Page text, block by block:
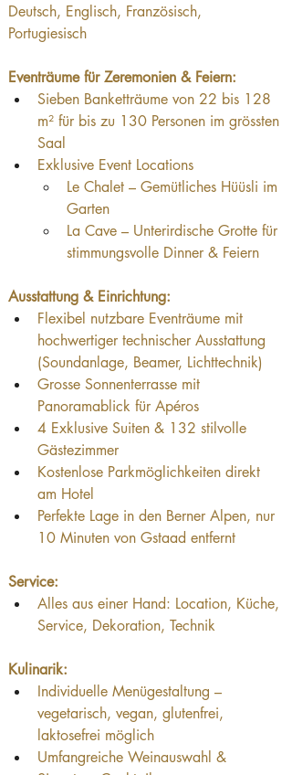
Deutsch, Englisch, Französisch,
Portugiesisch
Eventräume für Zeremonien & Feiern:
Sieben Banketträume von 22 bis 128
m² für bis zu 130 Personen im grössten
Saal
Exklusive Event Locations
Le Chalet – Gemütliches Hüüsli im
Garten
La Cave – Unterirdische Grotte für
stimmungsvolle Dinner & Feiern
Ausstattung & Einrichtung:
Flexibel nutzbare Eventräume mit
hochwertiger technischer Ausstattung
(Soundanlage, Beamer, Lichttechnik)
Grosse Sonnenterrasse mit
Panoramablick für Apéros
4 Exklusive Suiten & 132 stilvolle
Gästezimmer
Kostenlose Parkmöglichkeiten direkt
am Hotel
Perfekte Lage in den Berner Alpen, nur
10 Minuten von Gstaad entfernt
Service:
Alles aus einer Hand: Location, Küche,
Service, Dekoration, Technik
Kulinarik:
Individuelle Menügestaltung –
vegetarisch, vegan, glutenfrei,
laktosefrei möglich
Umfangreiche Weinauswahl &